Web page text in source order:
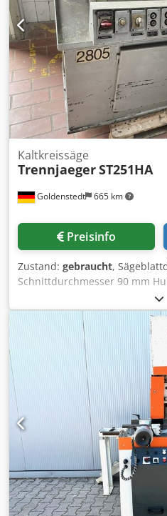
11/22/44/88 U/min integrierte
Goldenstedt 665 km
Kaltkreissäge
TrennjaegerST251HA
Preisinfo
Zustand: gebraucht,
Schnittdurchmesser 90 mm
Grad: flach 150 x 100 mm
m/min Gehrungsschnitte 45 °
Maschinengewicht ca. t
Taox Agpja Halbautomat